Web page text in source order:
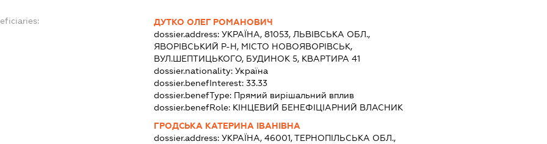
ДУТКО ОЛЕГ РОМАНОВИЧ
dossier.address: УКРАЇНА, 81053, ЛЬВІВСЬКА ОБЛ.,
ЯВОРІВСЬКИЙ Р-Н, МІСТО НОВОЯВОРІВСЬК,
ВУЛ.ШЕПТИЦЬКОГО, БУДИНОК 5, КВАРТИРА 41
dossier.nationality: Україна
dossier.benefInterest: 33.33
dossier.benefType: Прямий вирішальний вплив
dossier.benefRole: КІНЦЕВИЙ БЕНЕФІЦІАРНИЙ ВЛАСНИК
ГРОДСЬКА КАТЕРИНА ІВАНІВНА
dossier.address: УКРАЇНА, 46001, ТЕРНОПІЛЬСЬКА ОБЛ.,